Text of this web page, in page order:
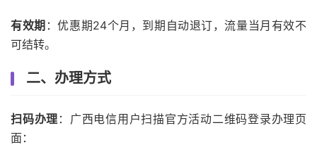
有效期 ：优惠期24个月，到期自动退订，流量当月有效不
可结转。
二、办理方式
扫码办理 ：广西电信用户扫描官方活动二维码登录办理页
面：